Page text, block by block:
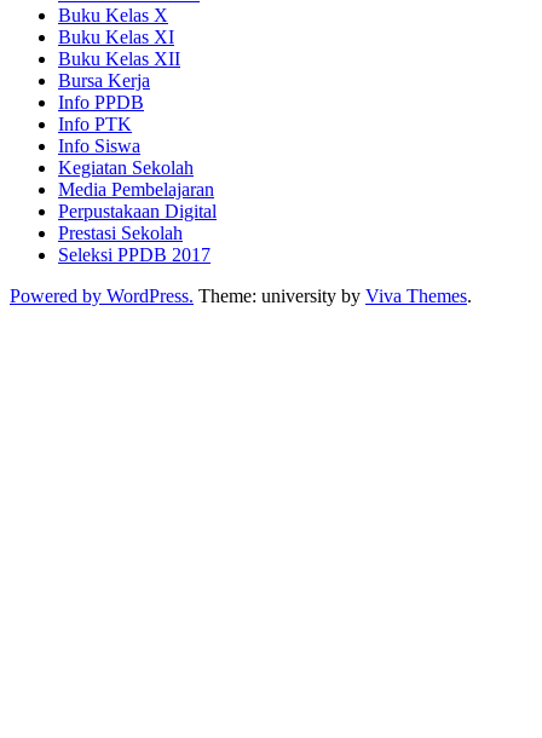
Buku Kelas X
Buku Kelas XI
Buku Kelas XII
Bursa Kerja
Info PPDB
Info PTK
Info Siswa
Kegiatan Sekolah
Media Pembelajaran
Perpustakaan Digital
Prestasi Sekolah
Seleksi PPDB 2017
Powered by WordPress. Theme: university by Viva Themes.